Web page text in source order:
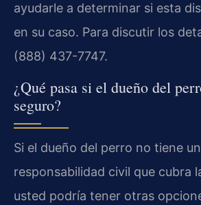
ayudarle a determinar si esta
en su caso. Para discutir los
(888) 437-7747.
¿Qué pasa si el dueño del
seguro?
Si el dueño del perro no tiene
responsabilidad civil que cubra
usted podría tener otras